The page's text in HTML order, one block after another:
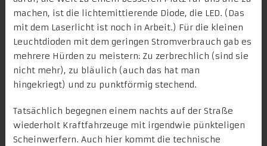
machen, ist die lichtemittierende Diode, die LED. (Das
mit dem Laserlicht ist noch in Arbeit.) Für die kleinen
Leuchtdioden mit dem geringen Stromverbrauch gab es
mehrere Hürden zu meistern: Zu zerbrechlich (sind sie
nicht mehr), zu bläulich (auch das hat man
hingekriegt) und zu punktförmig stechend.
Tatsächlich begegnen einem nachts auf der Straße
wiederholt Kraftfahrzeuge mit irgendwie pünkteligen
Scheinwerfern. Auch hier kommt die technische